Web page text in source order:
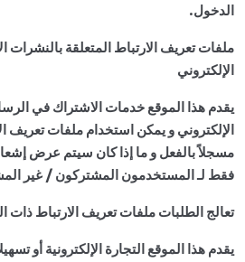
الدخول.
ملفات تعريف الارتباط المتعلقة بالنشرات
الإلكتروني
يقدم هذا الموقع خدمات الاشتراك في
الإلكتروني و يمكن استخدام ملفات تعريف
مسجلاً بالفعل و ما إذا كان سيتم عرض
فقط لـ المستخدمون المشتركون / غير
تعالج الطلبات ملفات تعريف الارتباط ذات
يقدم هذا الموقع التجارة الإلكترونية أو